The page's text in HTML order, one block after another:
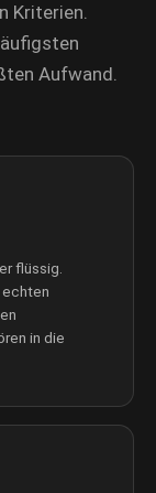
Kriterien.
Aufwand.
flüssig.
echten
in die